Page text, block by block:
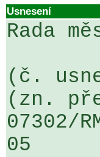
Usnesení
Rada
(č.
(zn.
05